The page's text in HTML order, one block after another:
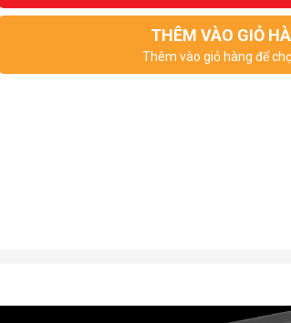
THÊM VÀO GIỎ
Thêm vào giỏ hàng để